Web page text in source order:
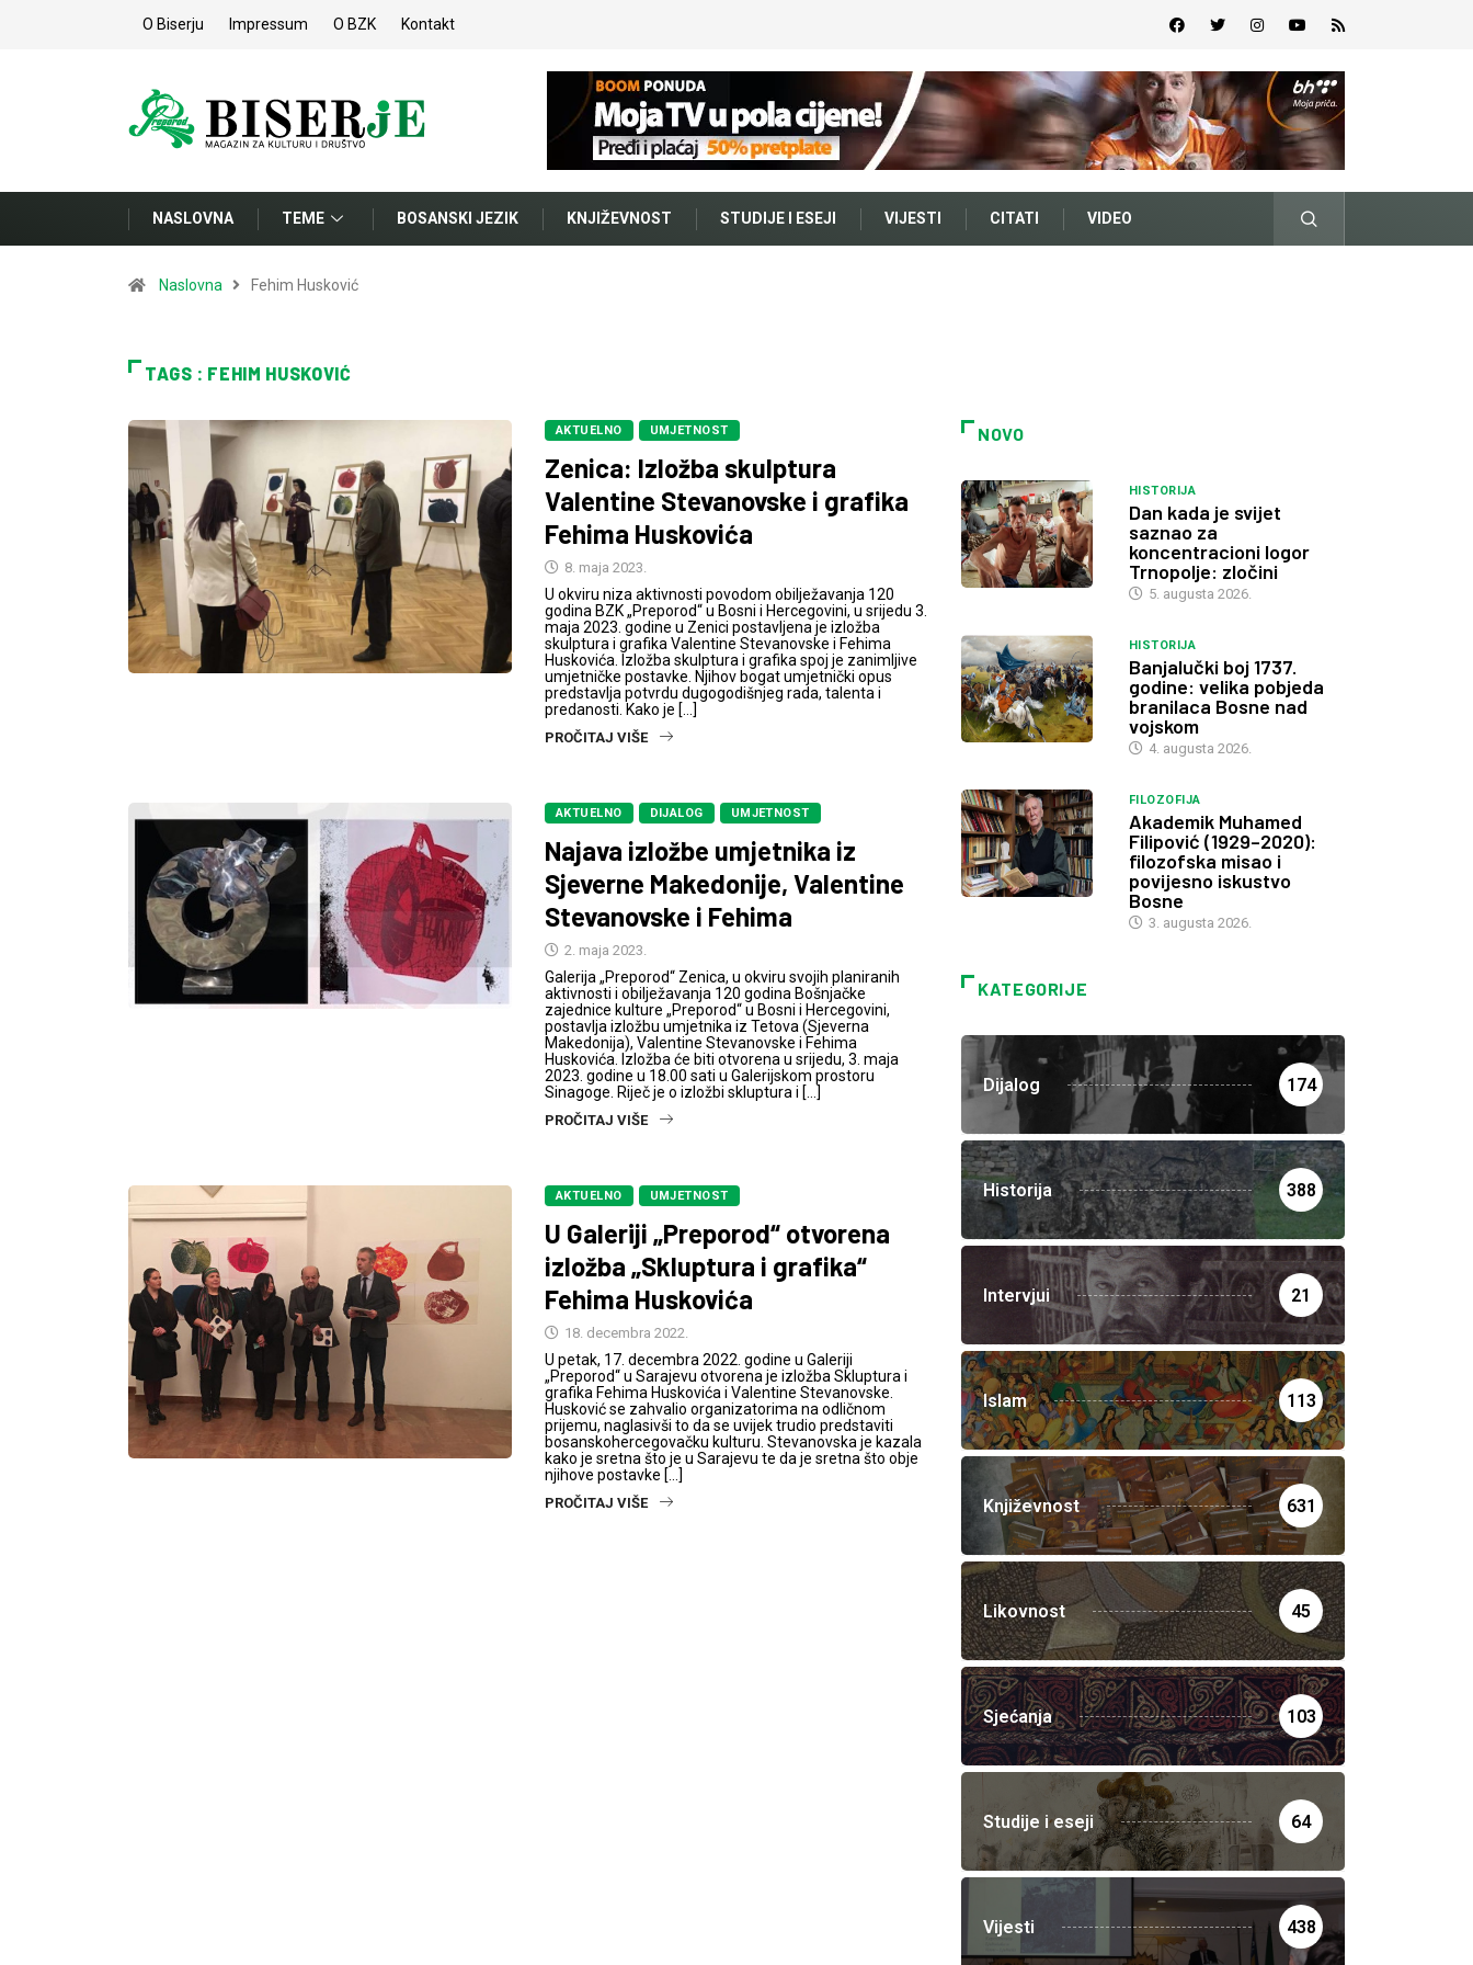
O Biserju Impressum O BZK Kontakt
NASLOVNA TEME BOSANSKI JEZIK KNJIŽEVNOST STUDIJE I ESEJI VIJESTI CITATI VIDEO
Naslovna Fehim Husković
TAGS : FEHIM HUSKOVIĆ
AKTUELNO UMJETNOST
Zenica: Izložba skulptura
Valentine Stevanovske i grafika
Fehima Huskovića
8. maja 2023.
U okviru niza aktivnosti povodom obilježavanja 120
godina BZK „Preporod“ u Bosni i Hercegovini, u srijedu 3.
maja 2023. godine u Zenici postavljena je izložba
skulptura i grafika Valentine Stevanovske i Fehima
Huskovića. Izložba skulptura i grafika spoj je zanimljive
umjetničke postavke. Njihov bogat umjetnički opus
predstavlja potvrdu dugogodišnjeg rada, talenta i
predanosti. Kako je […]
PROČITAJ VIŠE
AKTUELNO DIJALOG UMJETNOST
Najava izložbe umjetnika iz
Sjeverne Makedonije, Valentine
Stevanovske i Fehima
2. maja 2023.
Galerija „Preporod“ Zenica, u okviru svojih planiranih
aktivnosti i obilježavanja 120 godina Bošnjačke
zajednice kulture „Preporod“ u Bosni i Hercegovini,
postavlja izložbu umjetnika iz Tetova (Sjeverna
Makedonija), Valentine Stevanovske i Fehima
Huskovića. Izložba će biti otvorena u srijedu, 3. maja
2023. godine u 18.00 sati u Galerijskom prostoru
Sinagoge. Riječ je o izložbi skluptura i […]
PROČITAJ VIŠE
AKTUELNO UMJETNOST
U Galeriji „Preporod“ otvorena
izložba „Skluptura i grafika“
Fehima Huskovića
18. decembra 2022.
U petak, 17. decembra 2022. godine u Galeriji
„Preporod“ u Sarajevu otvorena je izložba Skluptura i
grafika Fehima Huskovića i Valentine Stevanovske.
Husković se zahvalio organizatorima na odličnom
prijemu, naglasivši to da se uvijek trudio predstaviti
bosanskohercegovačku kulturu. Stevanovska je kazala
kako je sretna što je u Sarajevu te da je sretna što obje
njihove postavke […]
PROČITAJ VIŠE
NOVO
HISTORIJA
Dan kada je svijet
saznao za
koncentracioni logor
Trnopolje: zločini
5. augusta 2026.
HISTORIJA
Banjalučki boj 1737.
godine: velika pobjeda
branilaca Bosne nad
vojskom
4. augusta 2026.
FILOZOFIJA
Akademik Muhamed
Filipović (1929–2020):
filozofska misao i
povijesno iskustvo
Bosne
3. augusta 2026.
KATEGORIJE
Dijalog 174
Historija 388
Intervjui 21
Islam 113
Književnost 631
Likovnost 45
Sjećanja 103
Studije i eseji 64
Vijesti 438